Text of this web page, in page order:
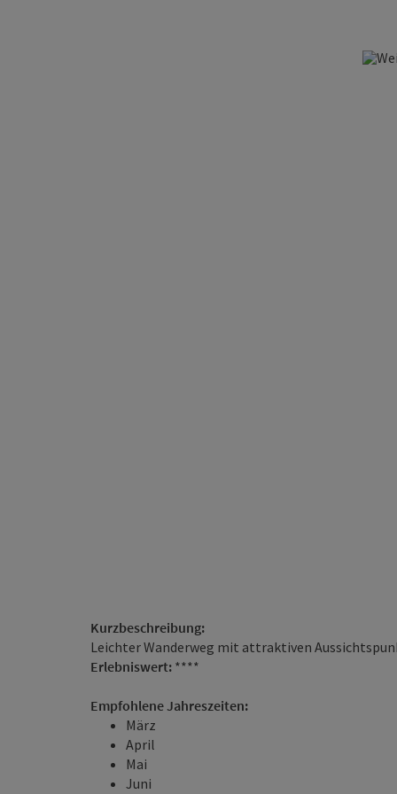
Kurzbeschreibung:
Leichter Wanderweg mit attraktiven
Erlebniswert: ****
Empfohlene Jahreszeiten:
März
April
Mai
Juni